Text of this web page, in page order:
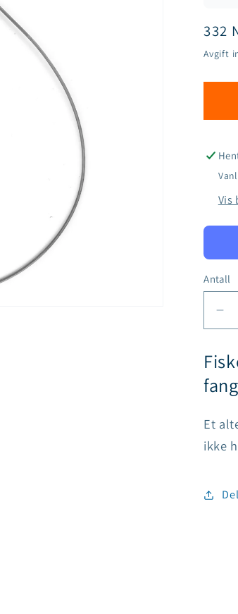
pris
332
Avgift
Vis
Antall
for
/
Et
ikke
Del